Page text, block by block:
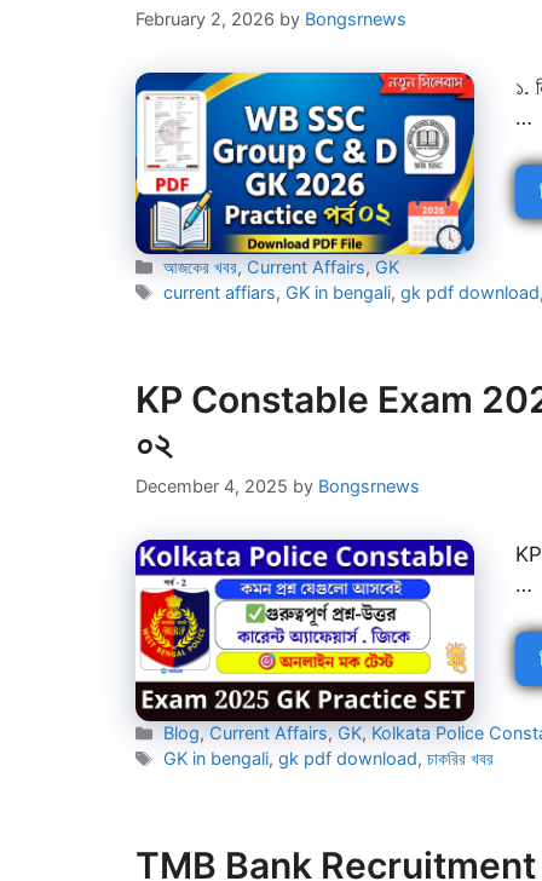
February 2, 2026 by Bongsrnews
১.
…
Categories
আজকের খবর,Current Affairs,GK
Tags
current affiars, GK in bengali,gk pdf download
KP Constable Exam
০২
December 4, 2025 by Bongsrnews
…
Categories
Blog,Current Affairs,GK, Kolkata Police
Tags
GK in bengali,gk pdf download,চাকরির খবর
TMB Bank